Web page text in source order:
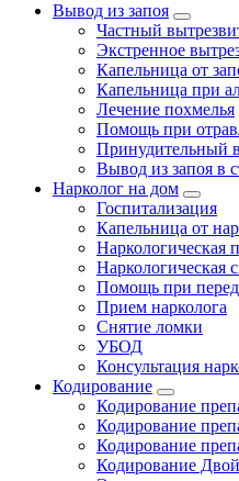
Вывод из запоя
Частный
Экстренное
Капельница от
Капельница при
Лечение похмелья
Помощь при
Принудительный
Вывод из запоя в
Нарколог на дом
Госпитализация
Капельница от
Наркологическая
Наркологическая
Помощь при
Прием нарколога
Снятие ломки
УБОД
Консультация
Кодирование
Кодирование
Кодирование
Кодирование
Кодирование